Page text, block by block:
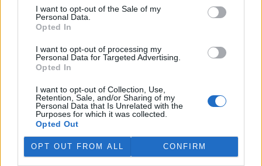
I want to opt-out of the Sale of my
Personal Data.
Opted In
I want to opt-out of processing my
Personal Data for Targeted Advertising.
Opted In
I want to opt-out of Collection, Use,
Retention, Sale, and/or Sharing of my
Personal Data that Is Unrelated with the
Purposes for which it was collected.
Opted Out
OPT OUT FROM ALL CONFIRM
tam narodilo 21 mláďat.
siluetami zvěře
1.8.2026 17:22 | PLZEŇ (
Seneckého rybníka vzdělávací
stezku, která hravou formou
seznamuje děti i dospělé s
obyvateli lesa. Využívá siluety
zvířat, QR kódy a mobilní aplikaci. Stezka je určena rodinám s dětmi
i dětským skupinám, které chodí do přírody. Za 244 000 korun ji
zajistila městská organizace Správa veřejného statku (SVS) města
Plzně, řekl ČTK vedoucí úseku lesů, zeleně a vodního hospodářství